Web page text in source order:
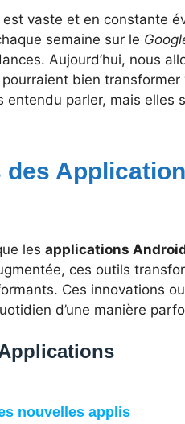
vaste et en constante
semaine sur le
Aujourd’hui, nous
bien transformer
parler, mais elles
des
les applications
ces outils
Ces innovations
d’une manière
nouvelles applis